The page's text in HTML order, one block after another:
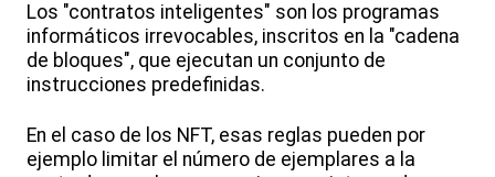
Los "contratos inteligentes" son los programas
informáticos irrevocables, inscritos en la "cadena
de bloques", que ejecutan un conjunto de
instrucciones predefinidas.
En el caso de los NFT, esas reglas pueden por
ejemplo limitar el número de ejemplares a la